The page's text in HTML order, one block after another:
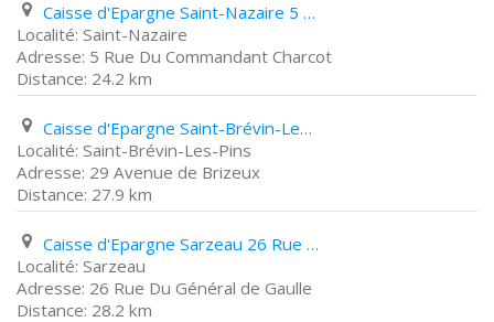
Caisse d'Epargne Saint-Nazaire 5 Rue Du Commandant Charcot
Saint-Nazaire
5 Rue Du Commandant Charcot
24.2 km
Caisse d'Epargne Saint-Brévin-Les-Pins 29 Avenue de Brizeux
Saint-Brévin-Les-Pins
29 Avenue de Brizeux
27.9 km
Caisse d'Epargne Sarzeau 26 Rue Du Général de Gaulle
Sarzeau
26 Rue Du Général de Gaulle
28.2 km